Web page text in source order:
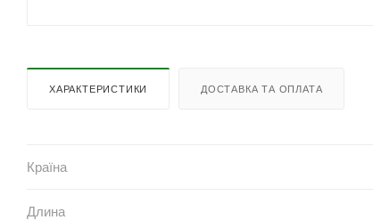
ХАРАКТЕРИСТИКИ ДОСТАВКА ТА ОПЛАТА
Країна
Длина